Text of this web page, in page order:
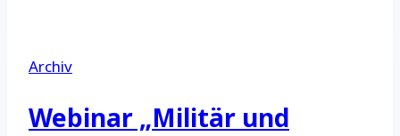
Archiv
Webinar „Militär und